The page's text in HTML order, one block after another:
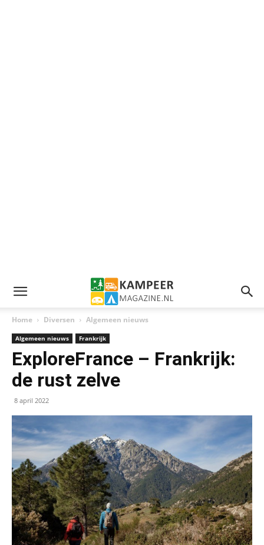
Home Diversen Algemeen nieuws
Algemeen nieuws Frankrijk
ExploreFrance – Frankrijk:
de rust zelve
8 april 2022